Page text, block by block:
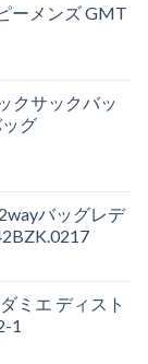
ーメンズ GMT
クサックバッ
グ
バッグレデ
ミエ ディスト
1